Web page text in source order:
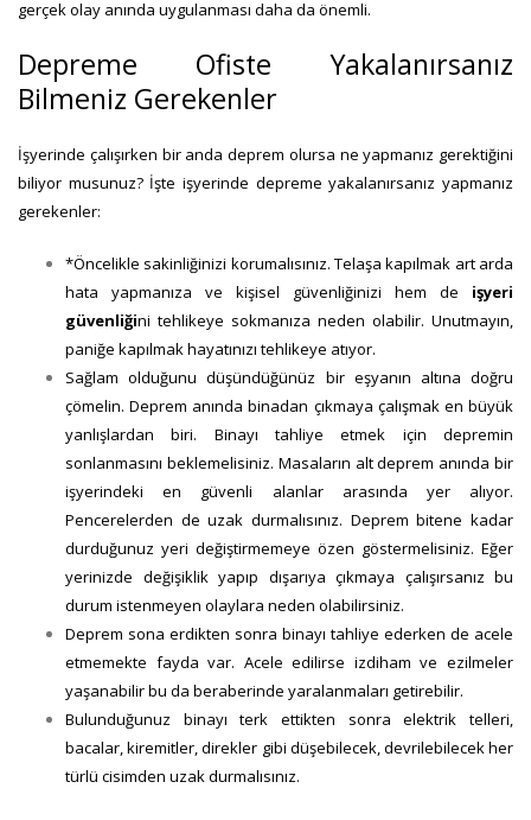
gerçek olay anında uygulanması daha da önemli.
Depreme Ofiste Yakalanırsanız
Bilmeniz Gerekenler
İşyerinde çalışırken bir anda deprem olursa ne yapmanız gerektiğini
biliyor musunuz? İşte işyerinde depreme yakalanırsanız yapmanız
gerekenler:
*Öncelikle sakinliğinizi korumalısınız. Telaşa kapılmak art arda
hata yapmanıza ve kişisel güvenliğinizi hem de işyeri
güvenliğini tehlikeye sokmanıza neden olabilir. Unutmayın,
paniğe kapılmak hayatınızı tehlikeye atıyor.
Sağlam olduğunu düşündüğünüz bir eşyanın altına doğru
çömelin. Deprem anında binadan çıkmaya çalışmak en büyük
yanlışlardan biri. Binayı tahliye etmek için depremin
sonlanmasını beklemelisiniz. Masaların alt deprem anında bir
işyerindeki en güvenli alanlar arasında yer alıyor.
Pencerelerden de uzak durmalısınız. Deprem bitene kadar
durduğunuz yeri değiştirmemeye özen göstermelisiniz. Eğer
yerinizde değişiklik yapıp dışarıya çıkmaya çalışırsanız bu
durum istenmeyen olaylara neden olabilirsiniz.
Deprem sona erdikten sonra binayı tahliye ederken de acele
etmemekte fayda var. Acele edilirse izdiham ve ezilmeler
yaşanabilir bu da beraberinde yaralanmaları getirebilir.
Bulunduğunuz binayı terk ettikten sonra elektrik telleri,
bacalar, kiremitler, direkler gibi düşebilecek, devrilebilecek her
türlü cisimden uzak durmalısınız.